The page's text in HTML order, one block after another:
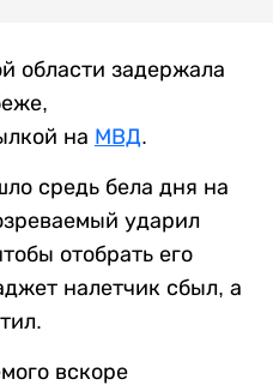
области задержала
на МВД.
средь бела дня на
ударил
отобрать его
налетчик сбыл, а
вскоре